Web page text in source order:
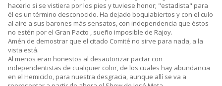
hacerlo si se vistiera por los pies y tuviese honor; "estadista" para
él es un término desconocido. Ha dejado boquiabiertos y con el culo
al aire a sus barones más sensatos, con independencia que éstos
no estén por el Gran Pacto , sueño imposible de Rajoy.
Amén de demostrar que el citado Comité no sirve para nada, a la
vista está.
Al menos eran honestos al desautorizar pactar con
independentistas de cualquier color, de los cuales hay abundancia
en el Hemiciclo, para nuestra desgracia, aunque allí se va a